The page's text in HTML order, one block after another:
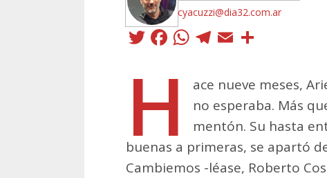
cyacuzzi@dia32.com.ar
Twitter
Facebook
WhatsApp
Telegram
Email
H
ace nueve meses,
no esperaba. Más
mentón. Su hasta
buenas a primeras, se apartó
Cambiemos -léase, Roberto